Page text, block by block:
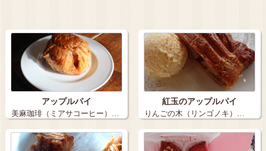
アップルパイ
美麻珈琲（ミアサコーヒー）…
紅玉のアップルパイ
りんごの木（リンゴノキ）…